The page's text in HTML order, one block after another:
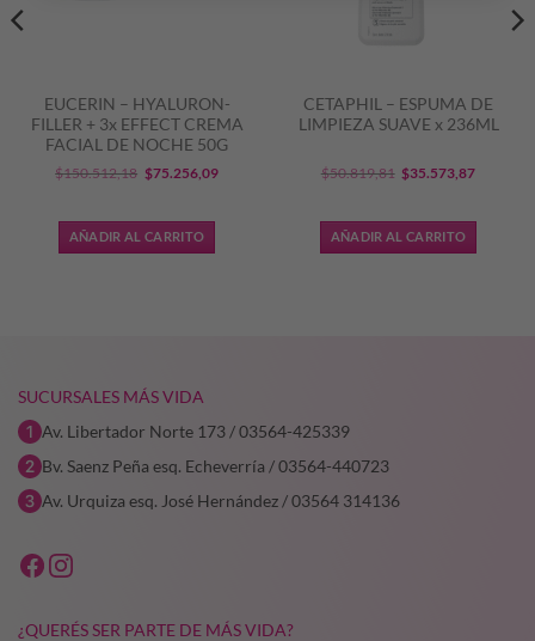
EUCERIN – HYALURON-
FILLER + 3x EFFECT CREMA
FACIAL DE NOCHE 50G
$150.512,18 El
original
era:
$75.256,09El
AÑADIR AL CARRITO
CETAPHIL – ESPUMA DE
LIMPIEZA SUAVE x 236ML
$50.819,81 El
original
era:
$35.573,87El
es:
AÑADIR AL CARRITO
SUCURSALES MÁS VIDA
Av. Libertador Norte 173 / 03564-425339
Bv. Saenz Peña esq. Echeverría / 03564-440723
Av. Urquiza esq. José Hernández / 03564 314136
¿QUERÉS SER PARTE DE MÁS VIDA?